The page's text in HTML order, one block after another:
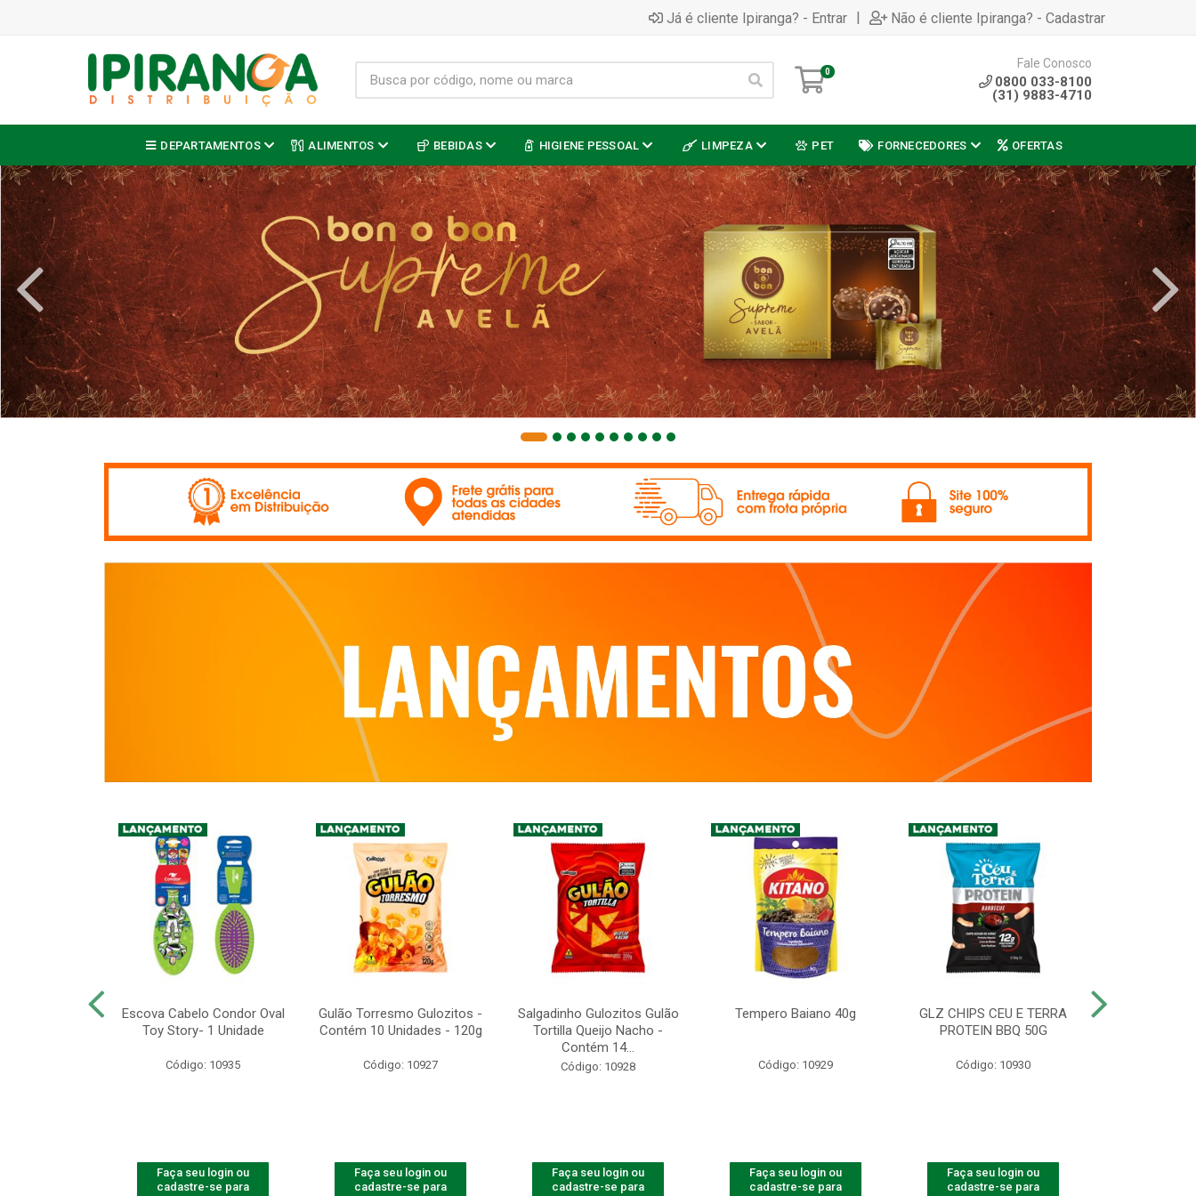
Já é cliente Ipiranga? - Entrar | Não é cliente Ipiranga? - Cadastrar
0
Fale Conosco
0800 033-8100
(31) 9883-4710
DEPARTAMENTOS ALIMENTOS BEBIDAS HIGIENE PESSOAL LIMPEZA PET FORNECEDORES OFERTAS
Escova Cabelo Condor Oval
Toy Story- 1 Unidade
Código: 10935
Faça seu login ou
cadastre-se para
Gulão Torresmo Gulozitos -
Contém 10 Unidades - 120g
Código: 10927
Faça seu login ou
cadastre-se para
Salgadinho Gulozitos Gulão
Tortilla Queijo Nacho -
Contém 14...
Código: 10928
Faça seu login ou
cadastre-se para
Tempero Baiano 40g
Código: 10929
Faça seu login ou
cadastre-se para
GLZ CHIPS CEU E TERRA
PROTEIN BBQ 50G
Código: 10930
Faça seu login ou
cadastre-se para